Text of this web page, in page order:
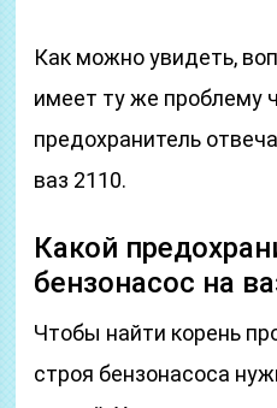
Как можно увидеть,
имеет ту же проблему
предохранитель
ваз 2110.
Какой
бензонасос на
Чтобы найти корень
строя бензонасоса